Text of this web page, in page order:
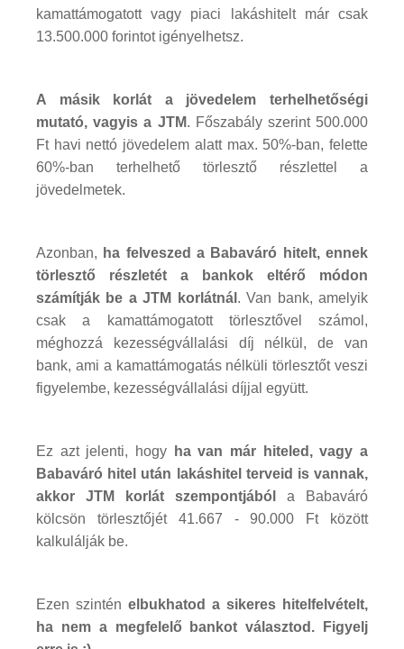
kamattámogatott vagy piaci lakáshitelt már csak
13.500.000 forintot igényelhetsz.
A másik korlát a jövedelem terhelhetőségi
mutató, vagyis a JTM. Főszabály szerint 500.000
Ft havi nettó jövedelem alatt max. 50%-ban, felette
60%-ban terhelhető törlesztő részlettel a
jövedelmetek.
Azonban, ha felveszed a Babaváró hitelt, ennek
törlesztő részletét a bankok eltérő módon
számítják be a JTM korlátnál . Van bank, amelyik
csak a kamattámogatott törlesztővel számol,
méghozzá kezességvállalási díj nélkül, de van
bank, ami a kamattámogatás nélküli törlesztőt veszi
figyelembe, kezességvállalási díjjal együtt.
Ez azt jelenti, hogy
ha van már hiteled, vagy a
Babaváró hitel után lakáshitel terveid is vannak,
akkor JTM korlát szempontjából
a Babaváró
kölcsön törlesztőjét 41.667 - 90.000 Ft között
kalkulálják be.
Ezen szintén elbukhatod a sikeres hitelfelvételt,
ha nem a megfelelő bankot választod. Figyelj